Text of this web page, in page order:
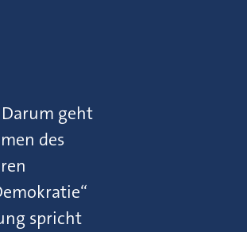
geht
des
spricht